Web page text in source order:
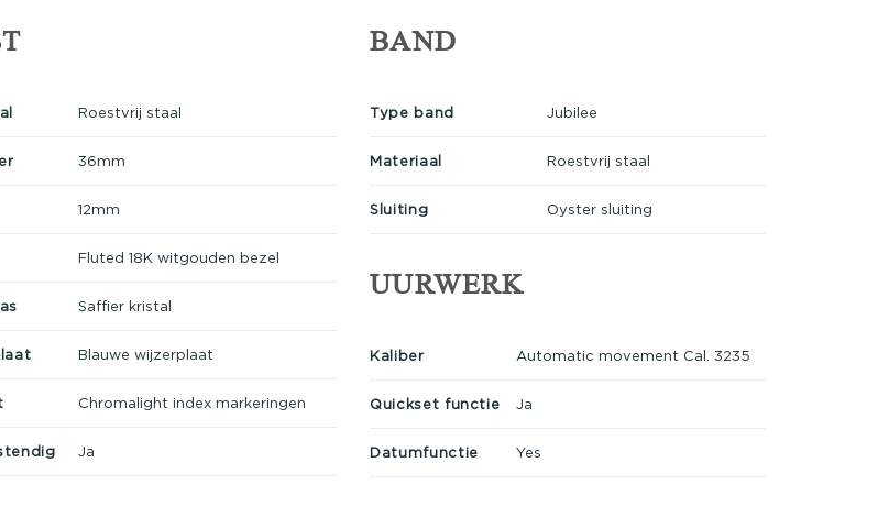
Roestvrij staal
36mm
12mm
Fluted 18K witgouden bezel
Saffier kristal
Blauwe wijzerplaat
Chromalight index markeringen
Ja
BAND
Type band Jubilee
Materiaal Roestvrij staal
Sluiting Oyster sluiting
UURWERK
Kaliber Automatic movement Cal. 3235
Quickset functie Ja
Datumfunctie Yes